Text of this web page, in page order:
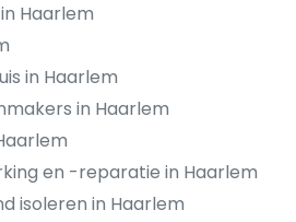
Haarlem
in Haarlem
in Haarlem
en -reparatie in Haarlem
isoleren in Haarlem